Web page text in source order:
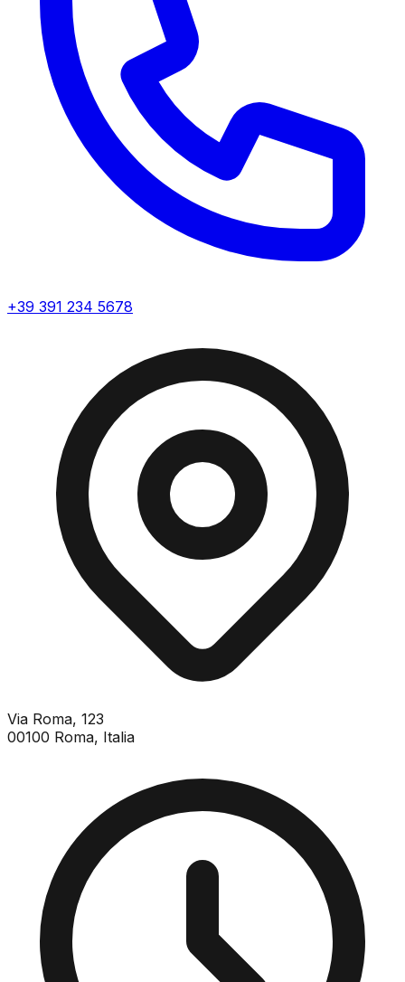
+39 391 234 5678
Via Roma, 123
00100 Roma, Italia